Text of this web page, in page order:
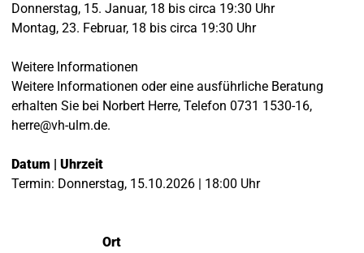
Donnerstag, 15. Januar, 18 bis circa 19:30 Uhr
Montag, 23. Februar, 18 bis circa 19:30 Uhr
Weitere Informationen
Weitere Informationen oder eine ausführliche Beratung
erhalten Sie bei Norbert Herre, Telefon 0731 1530-16,
herre@vh-ulm.de.
Datum | Uhrzeit
Termin: Donnerstag, 15.10.2026 | 18:00 Uhr
Ort